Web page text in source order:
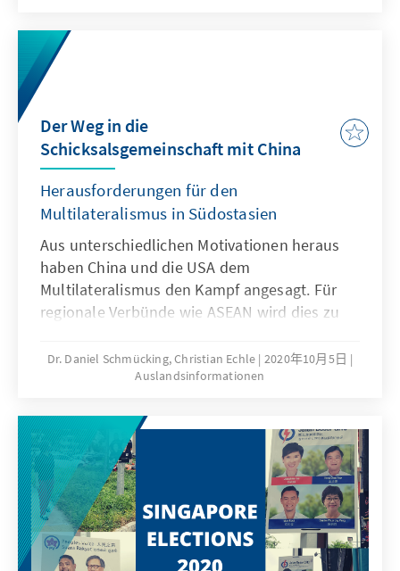
Der Weg in die
Schicksalsgemeinschaft mit China
Herausforderungen für den
Multilateralismus in Südostasien
Aus unterschiedlichen Motivationen heraus
haben China und die ­USA dem
Multilateralismus den Kampf angesagt. Für
regionale Verbünde wie ­ASEAN wird dies zu
Coronakrise werden Konzepte zur Gegenwehr
mit neuer Dringlichkeit diskutiert. Doch vom
wohl verabschieden.
Dr. Daniel Schmücking, Christian Echle 2020年10月5日
Auslandsinformationen